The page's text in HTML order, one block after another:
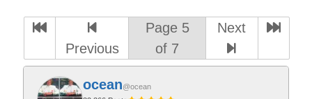
Previous
Page 5
of 7
Next
ocean@ocean